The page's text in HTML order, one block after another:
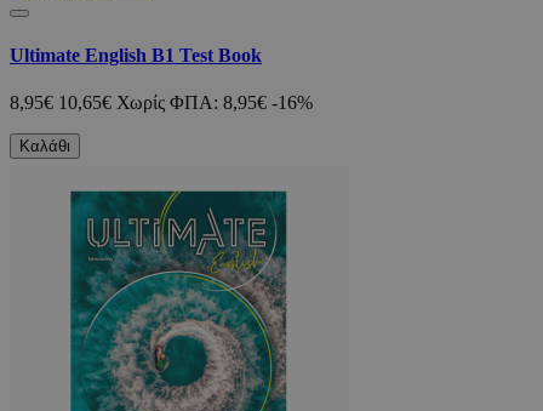
Ultimate English B1 Test Book
8,95€ 10,65€ Χωρίς ΦΠΑ: 8,95€ -16%
Καλάθι